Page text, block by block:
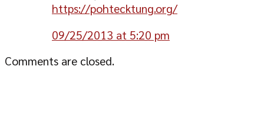
https://pohtecktung.org/
09/25/2013 at 5:20 pm
Comments are closed.